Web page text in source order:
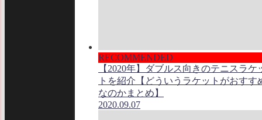
RECOMMENDED
【2020年】ダブルス向きのテニスラケ
トを紹介【どういうラケットがおすす
なのかまとめ】
2020.09.07